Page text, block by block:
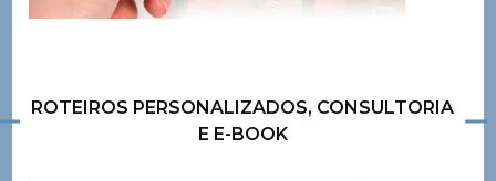
ROTEIROS PERSONALIZADOS, CONSULTORIA
E E-BOOK